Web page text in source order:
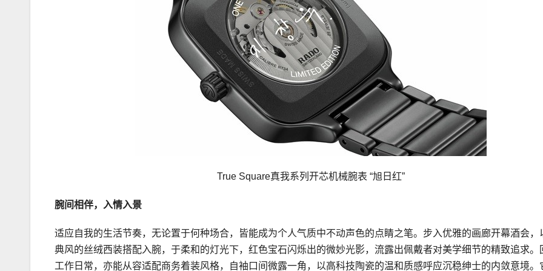
True Square真我系列开芯机械腕表 “旭日红”
腕间相伴，入情入景
适应自我的生活节奏，无论置于何种场合，皆能成为个人气质中不动声色的点睛之笔。步入优雅的画廊开幕酒会，
典风的丝绒西装搭配入腕，于柔和的灯光下，红色宝石闪烁出的微妙光影，流露出佩戴者对美学细节的精致追求。
工作日常，亦能从容适配商务着装风格，自袖口间微露一角，以高科技陶瓷的温和质感呼应沉稳绅士的内敛意境。